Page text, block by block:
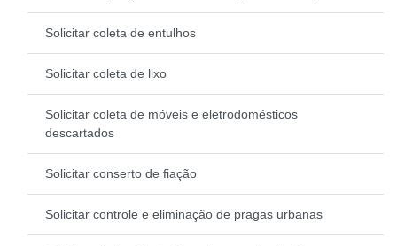
Solicitar coleta de entulhos
Solicitar coleta de lixo
Solicitar coleta de móveis e eletrodomésticos
descartados
Solicitar conserto de fiação
Solicitar controle e eliminação de pragas urbanas